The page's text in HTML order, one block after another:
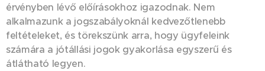
érvényben lévő előírásokhoz igazodnak. Nem
alkalmazunk a jogszabályoknál kedvezőtlenebb
feltételeket, és törekszünk arra, hogy ügyfeleink
számára a jótállási jogok gyakorlása egyszerű és
átlátható legyen.